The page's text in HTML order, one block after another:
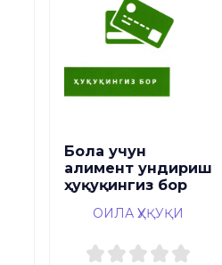
Бола учун
алимент ундириш
ҳуқуқингиз бор
ОИЛА ҲУҚУҚИ